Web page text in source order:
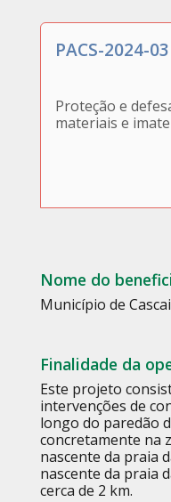
PACS-2024-03
Proteção e
materiais e
Nome do
Município de
Finalidade da
Este projeto
intervenções de
longo do paredão
concretamente na
nascente da praia
nascente da praia
cerca de 2 km.